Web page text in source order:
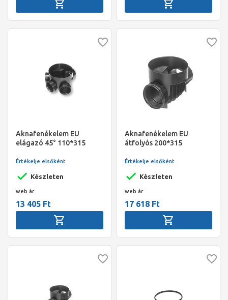
Aknafenékelem EU
elágazó 45° 110*315
Készleten
Értékelje elsőként
web ár
13 405 Ft
Aknafenékelem EU
átfolyós 200*315
Készleten
Értékelje elsőként
web ár
17 618 Ft